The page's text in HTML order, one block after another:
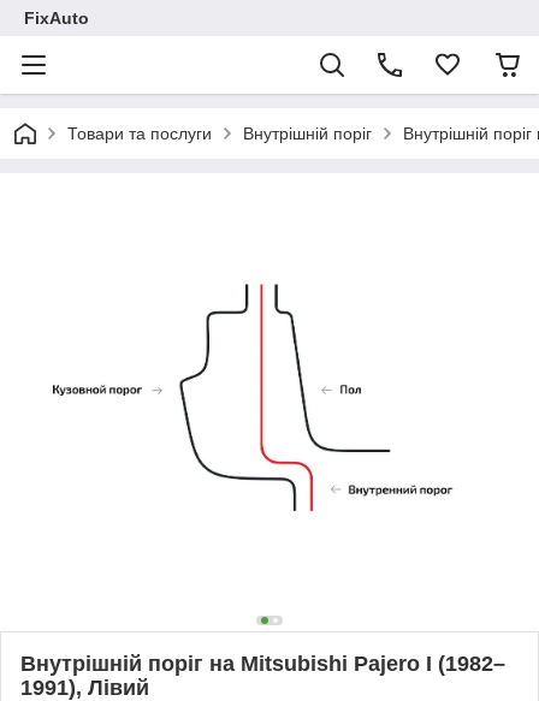
FixAuto
Товари та послуги Внутрішній поріг Внутрішній
Внутрішній поріг на Mitsubishi Pajero I (1982–
1991), Лівий